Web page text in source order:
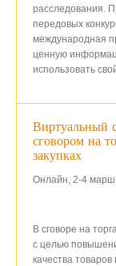
расследования.
передовых
международная
ценную
использовать
Виртуальный
сговором на
закупках
Онлайн, 2-4 марш
В сговоре на
с целью
качества